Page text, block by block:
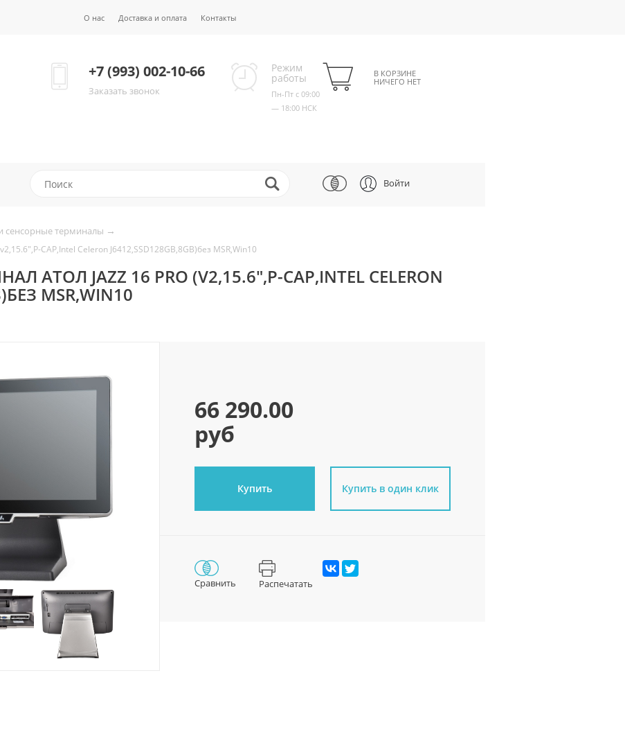
О нас Доставка и оплата Контакты
+7 (993) 002-10-66
Заказать звонок
Режим
работы
Пн-Пт с 09:00
— 18:00 НСК
В КОРЗИНЕ
НИЧЕГО НЕТ
Войти
сенсорные терминалы →
CAP,Intel Celeron J6412,SSD128GB,8GB)без MSR,Win10
АТОЛ JAZZ 16 PRO (V2,15.6",P-CAP,INTEL CELERON
MSR,WIN10
66 290.00
руб
Купить Купить в один клик
Сравнить Распечатать